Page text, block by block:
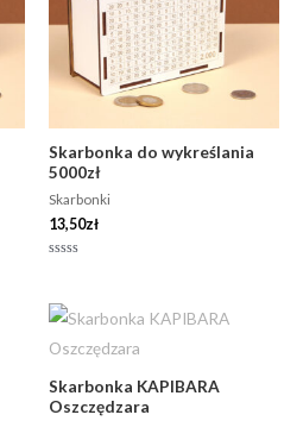
Skarbonka do wykreślania
5000zł
Skarbonki
13,50zł
5
Skarbonka KAPIBARA
Oszczędzara